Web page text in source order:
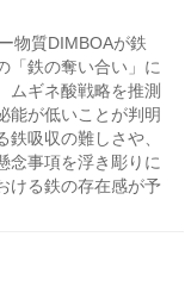
物質DIMBOAが鉄
「鉄の奪い合い」に
ムギネ酸戦略を推測
能が低いことが判明
吸収の難しさや、
念事項を浮き彫りに
ける鉄の存在感が予